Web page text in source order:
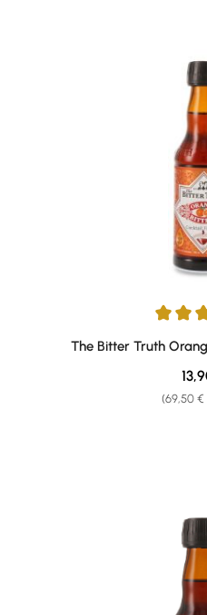
Durchschnittliche
The Bitter Truth
(69,50 €